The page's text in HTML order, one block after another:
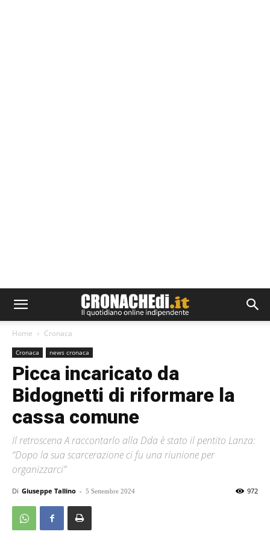
Home Cronaca
Cronaca news cronaca
Picca incaricato da
Bidognetti di riformare la
cassa comune
Il retroscena A raccontarlo alla Dda è stato il pentito Lanza:
“Dopo la sua scarcerazione ci fu una riunione per
organizzarci”
Di Giuseppe Tallino - 5 Settembre 2024 972